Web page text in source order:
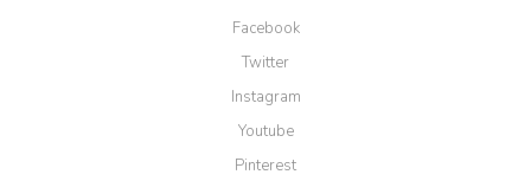
Facebook
Twitter
Instagram
Youtube
Pinterest